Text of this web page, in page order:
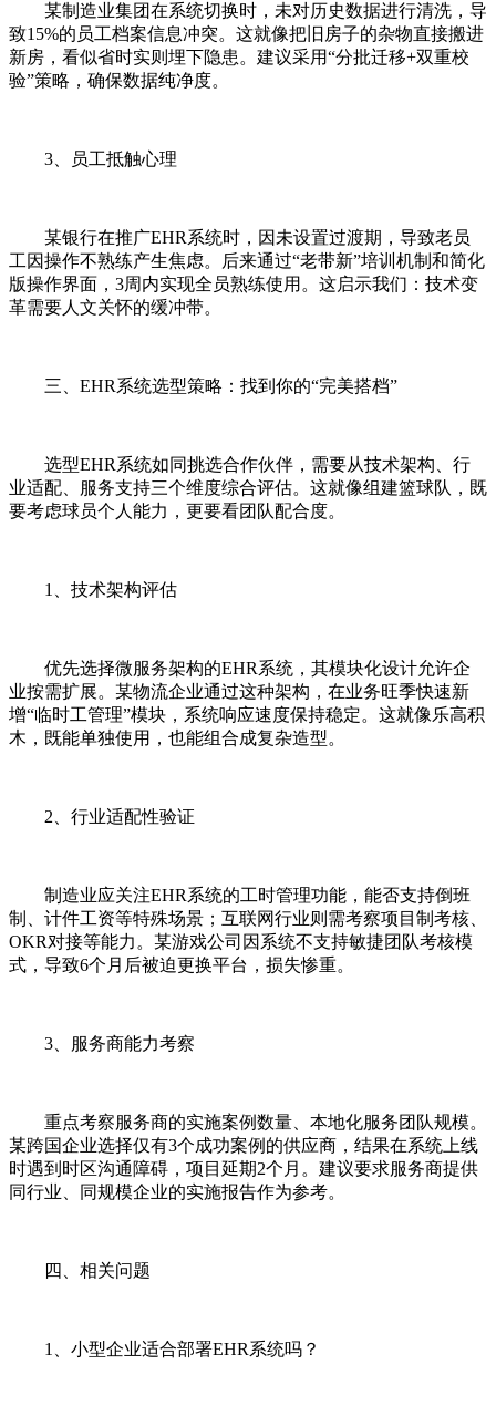
某制造业集团在系统切换时，未对历史数据进行清洗，导
致15%的员工档案信息冲突。这就像把旧房子的杂物直接搬进
新房，看似省时实则埋下隐患。建议采用“分批迁移+双重校
验”策略，确保数据纯净度。
3、员工抵触心理
某银行在推广EHR系统时，因未设置过渡期，导致老员
工因操作不熟练产生焦虑。后来通过“老带新”培训机制和简化
版操作界面，3周内实现全员熟练使用。这启示我们：技术变
革需要人文关怀的缓冲带。
三、EHR系统选型策略：找到你的“完美搭档”
选型EHR系统如同挑选合作伙伴，需要从技术架构、行
业适配、服务支持三个维度综合评估。这就像组建篮球队，既
要考虑球员个人能力，更要看团队配合度。
1、技术架构评估
优先选择微服务架构的EHR系统，其模块化设计允许企
业按需扩展。某物流企业通过这种架构，在业务旺季快速新
增“临时工管理”模块，系统响应速度保持稳定。这就像乐高积
木，既能单独使用，也能组合成复杂造型。
2、行业适配性验证
制造业应关注EHR系统的工时管理功能，能否支持倒班
制、计件工资等特殊场景；互联网行业则需考察项目制考核、
OKR对接等能力。某游戏公司因系统不支持敏捷团队考核模
式，导致6个月后被迫更换平台，损失惨重。
3、服务商能力考察
重点考察服务商的实施案例数量、本地化服务团队规模。
某跨国企业选择仅有3个成功案例的供应商，结果在系统上线
时遇到时区沟通障碍，项目延期2个月。建议要求服务商提供
同行业、同规模企业的实施报告作为参考。
四、相关问题
1、小型企业适合部署EHR系统吗？